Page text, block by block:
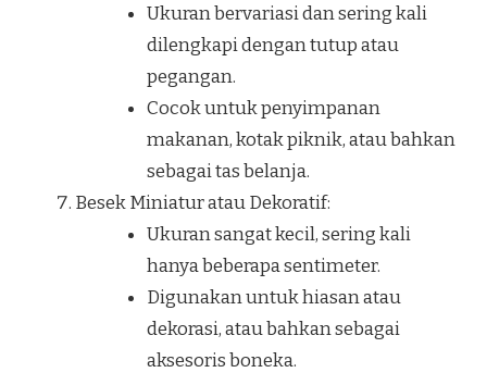
Ukuran bervariasi dan sering kali
dilengkapi dengan tutup atau
pegangan.
Cocok untuk penyimpanan
makanan, kotak piknik, atau bahkan
sebagai tas belanja.
Besek Miniatur atau Dekoratif:
Ukuran sangat kecil, sering kali
hanya beberapa sentimeter.
Digunakan untuk hiasan atau
dekorasi, atau bahkan sebagai
aksesoris boneka.